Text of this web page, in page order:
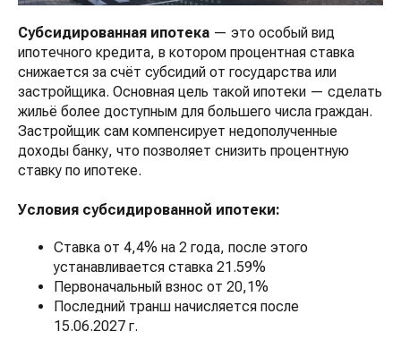
Субсидированная ипотека — это особый вид
ипотечного кредита, в котором процентная ставка
снижается за счёт субсидий от государства или
застройщика. Основная цель такой ипотеки — сделать
жильё более доступным для большего числа граждан.
Застройщик сам компенсирует недополученные
доходы банку, что позволяет снизить процентную
ставку по ипотеке.
Условия субсидированной ипотеки:
Ставка от 4,4% на 2 года, после этого
устанавливается ставка 21.59%
Первоначальный взнос от 20,1%
Последний транш начисляется после
15.06.2027 г.